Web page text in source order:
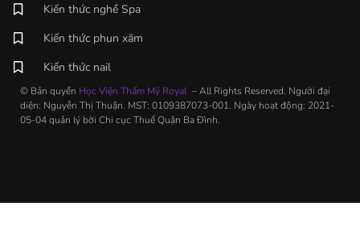
Kiến thức nghề Spa
Kiến thức phun xăm
Kiến thức nail
© Bản quyền Học Viện Thẩm Mỹ Royal – All Rights Reserved. Người đại
diện: Nguyễn Thị Thuận. MST: 0109387073-001. Ngày hoạt động: 2021-
05-04 quản lý bời Chi cục Thuế Quận Ba Đình.